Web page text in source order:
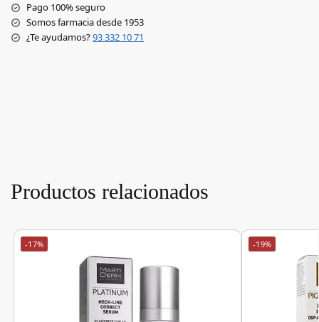
Pago 100% seguro
Somos farmacia desde 1953
¿Te ayudamos?93 332 10 71
Productos relacionados
-17% -19%